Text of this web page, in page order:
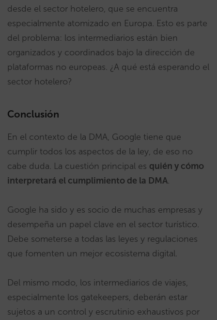
desde el sector hotelero, que se encuentra
especialmente atomizado en Europa. Esto es parte
del problema: los intermediarios están bien
organizados y coordinados bajo la dirección de
plataformas no europeas. ¿A qué está esperando el
sector hotelero?
Conclusión
En el contexto de la DMA, Google tiene que
cumplir todos los aspectos de la ley, de eso no
cabe duda. La cuestión principal es quién y cómo
interpretará el cumplimiento de la DMA.
Google ha sido y es socio de muchas empresas y
desempeña un papel clave en el sector turístico.
Debe someterse a todas las leyes y regulaciones
que fomenten un mejor ecosistema digital.
Del mismo modo, los intermediarios de viajes,
especialmente los gatekeepers, deberán estar
sujetos a un control y escrutinio exhaustivos por